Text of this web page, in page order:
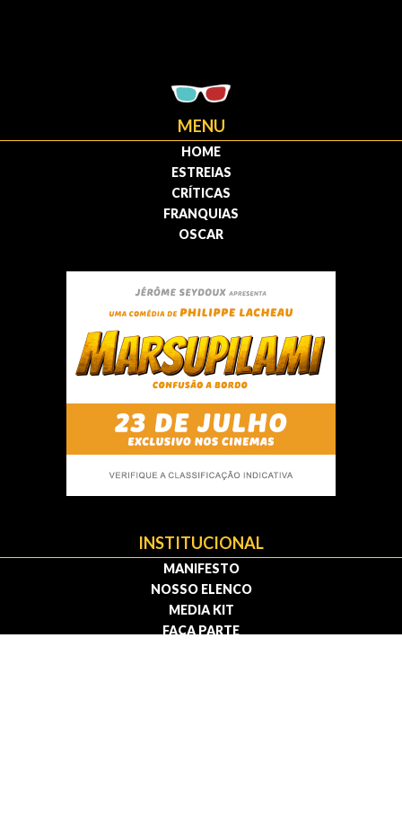
MENU
HOME
ESTREIAS
CRÍTICAS
FRANQUIAS
OSCAR
INSTITUCIONAL
MANIFESTO
NOSSO ELENCO
MEDIA KIT
FAÇA PARTE